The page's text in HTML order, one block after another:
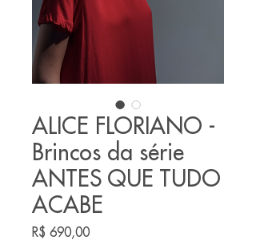
ALICE FLORIANO -
Brincos da série
ANTES QUE TUDO
ACABE
R$ 690,00Preço